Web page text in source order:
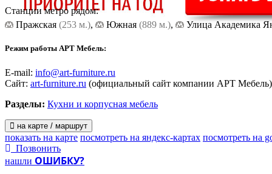
Станции метро рядом:
Пражская (253 м.), Южная (889 м.), Улица Академика
Режим работы АРТ Мебель:
E-mail: info@art-furniture.ru
Сайт: art-furniture.ru (официальный сайт компании АРТ Мебель)
Разделы: Кухни и корпусная мебель
на карте / маршрут
показать на карте посмотреть на яндекс-картах посмотреть на
Позвонить
нашли ОШИБКУ?